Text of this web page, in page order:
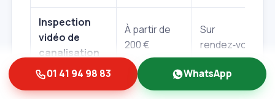
Inspection
vidéo de
canalisation
À partir de
200 €
Sur
rendez‑vous.
Variable,
01 41 94 98 83 WhatsApp